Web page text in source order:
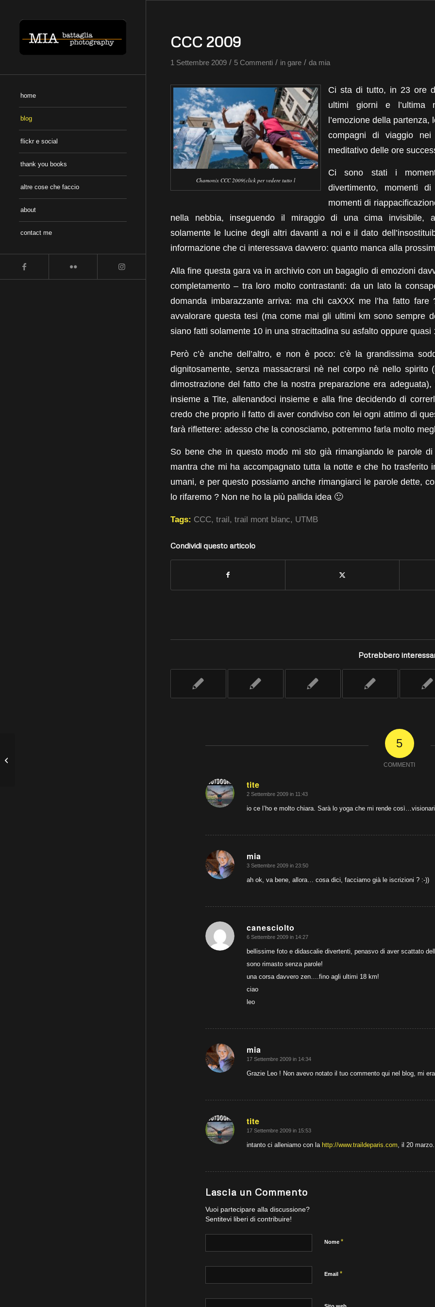
home
blog
flickr e social
thank you books
altre cose che faccio
about
contact me
CCC 2009
1 Settembre 2009 / 5 Commenti / in gare / da mia
Chamonix CCC 2009(click per vedere tutto l
Ci sta di tutto, in 23 ore
ultimi giorni e l’ultima
l’emozione della
compagni di viaggio
meditativo delle ore
Ci sono stati i
divertimento, momenti
momenti di
nella nebbia, inseguendo il miraggio di una cima invisibile,
solamente le lucine degli altri davanti a noi e il dato
informazione che ci interessava davvero: quanto manca alla
Alla fine questa gara va in archivio con un bagaglio di emozioni
completamento – tra loro molto contrastanti: da un lato la
domanda imbarazzante arriva: ma chi caXXX me l’ha fatto
avvalorare questa tesi (ma come mai gli ultimi km sono sempre
siano fatti solamente 10 in una stracittadina su asfalto oppure quasi
Però c’è anche dell’altro, e non è poco: c’è la grandissima
dignitosamente, senza massacrarsi nè nel corpo nè nello
dimostrazione del fatto che la nostra preparazione era
insieme a Tite, allenandoci insieme e alla fine decidendo di
credo che proprio il fatto di aver condiviso con lei ogni attimo di
farà riflettere: adesso che la conosciamo, potremmo farla molto
So bene che in questo modo mi sto già rimangiando le parole
mantra che mi ha accompagnato tutta la notte e che ho
umani, e per questo possiamo anche rimangiarci le parole dette,
lo rifaremo ? Non ne ho la più pallida idea 🙂
Tags: CCC, trail, trail mont blanc, UTMB
Condividi questo articolo
Potrebbero
5
COMMENTI
tite
dice:
2 Settembre 2009 in 11:43
io ce l’ho e molto chiara. Sarà lo yoga che mi rende
mia
dice:
3 Settembre 2009 in 23:50
ah ok, va bene, allora… cosa dici, facciamo già le iscrizioni ? :-))
canesciolto
dice:
6 Settembre 2009 in 14:27
bellissime foto e didascalie divertenti, penasvo di aver scattato
sono rimasto senza parole!
una corsa davvero zen….fino agli ultimi 18 km!
ciao
leo
mia
dice:
17 Settembre 2009 in 14:34
Grazie Leo ! Non avevo notato il tuo commento qui nel blog, mi
tite
dice:
17 Settembre 2009 in 15:53
intanto ci alleniamo con la http://www.traildeparis.com, il 20
Lascia un Commento
Vuoi partecipare alla discussione?
Sentitevi liberi di contribuire!
Nome *
Email *